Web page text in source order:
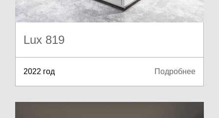
Lux 819
2022 год Подробнее